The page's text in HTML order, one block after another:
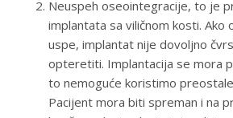
Neuspeh oseointegracije, to je
implantata sa viličnom kosti. Ako
uspe, implantat nije dovoljno
opteretiti. Implantacija se mora
to nemoguće koristimo
Pacijent mora biti spreman i na